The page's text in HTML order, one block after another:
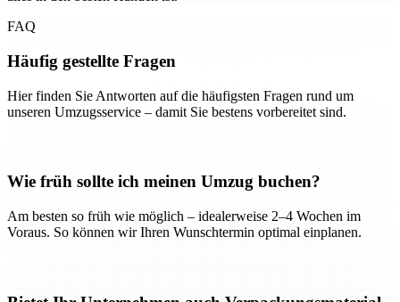
FAQ
Häufig gestellte Fragen
Hier finden Sie Antworten auf die häufigsten Fragen rund um
unseren Umzugsservice – damit Sie bestens vorbereitet sind.
Wie früh sollte ich meinen Umzug buchen?
Am besten so früh wie möglich – idealerweise 2–4 Wochen im
Voraus. So können wir Ihren Wunschtermin optimal einplanen.